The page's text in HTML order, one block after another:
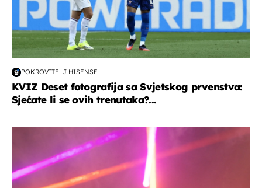
POKROVITELJ HISENSE
KVIZ Deset fotografija sa Svjetskog prvenstva:
Sjećate li se ovih trenutaka?...